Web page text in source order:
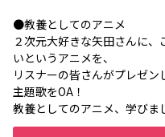
●教養としてのアニメ
２次元大好きな矢田さんに
いというアニメを、
リスナーの皆さんがプレゼ
主題歌をOA！
教養としてのアニメ、学びま